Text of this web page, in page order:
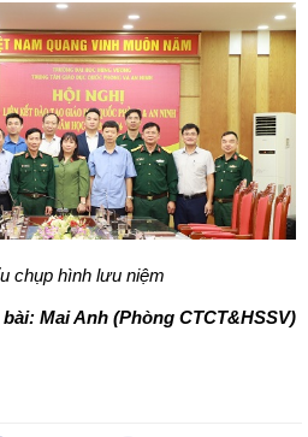
chụp hình lưu niệm
bài: Mai Anh (Phòng CTCT&HSSV)